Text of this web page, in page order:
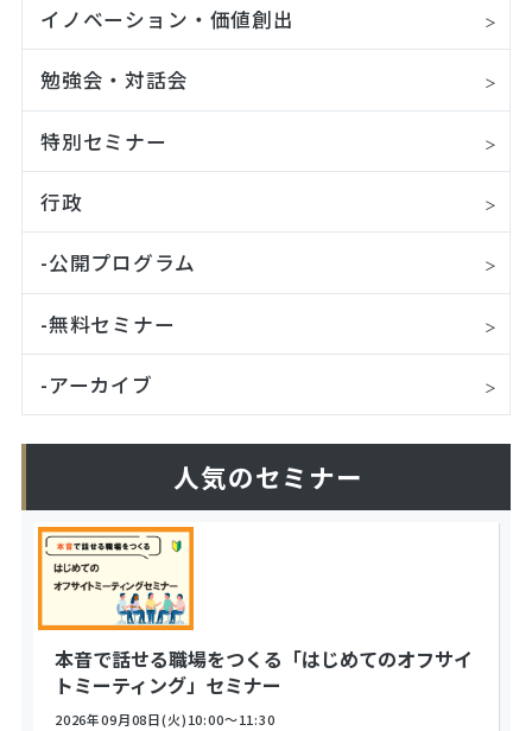
イノベーション・価値創出
勉強会・対話会
特別セミナー
行政
-公開プログラム
-無料セミナー
-アーカイブ
人気のセミナー
本音で話せる職場をつくる「はじめてのオフサイ
トミーティング」セミナー
2026年09月08日(火)10:00～11:30